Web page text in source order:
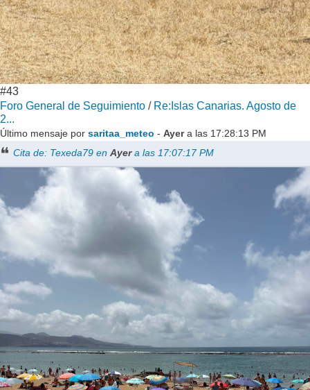
#43
Foro General de Seguimiento / Re:Islas Canarias. Agosto de
2...
Último mensaje por saritaa_meteo - Ayera las 17:28:13 PM
Cita de: Texeda79 enAyera las 17:07:17 PM